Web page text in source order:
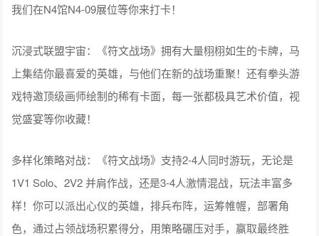
我们在N4馆N4-09展位等你来打卡！
沉浸式联盟宇宙：《符文战场》拥有大量栩栩如生的卡牌，马
上集结你最喜爱的英雄，与他们在新的战场重聚！还有拳头游
戏特邀顶级画师绘制的稀有卡面，每一张都极具艺术价值，视
觉盛宴等你收藏！
多样化策略对战：《符文战场》支持2-4人同时游玩，无论是
1V1 Solo、2V2 并肩作战，还是3-4人激情混战，玩法丰富多
样！你可以派出心仪的英雄，排兵布阵，运筹帷幄，部署角
色，通过占领战场积累得分，用策略碾压对手，赢取最终胜